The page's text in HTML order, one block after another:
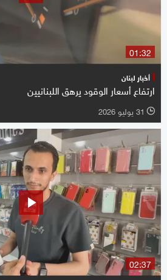
01:32
أخبار لبنان
ارتفاع أسعار الوقود يرهق اللبنانيين
l 31 يوليو 2026
02:37